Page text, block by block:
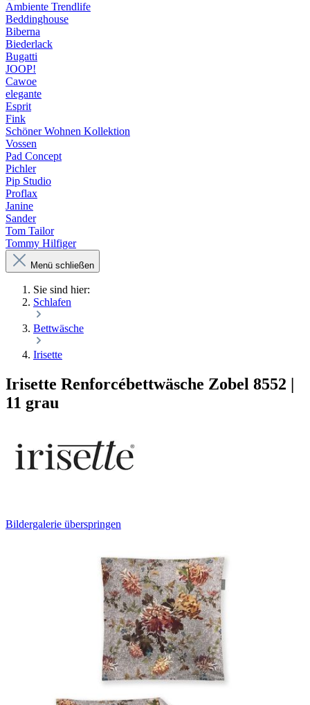
Ambiente Trendlife
Beddinghouse
Biberna
Biederlack
Bugatti
JOOP!
Cawoe
elegante
Esprit
Fink
Schöner Wohnen Kollektion
Vossen
Pad Concept
Pichler
Pip Studio
Proflax
Janine
Sander
Tom Tailor
Tommy Hilfiger
Menü schließen
Sie sind hier:
Schlafen
Bettwäsche
Irisette
Irisette Renforcébettwäsche Zobel 8552 |
11 grau
Bildergalerie überspringen